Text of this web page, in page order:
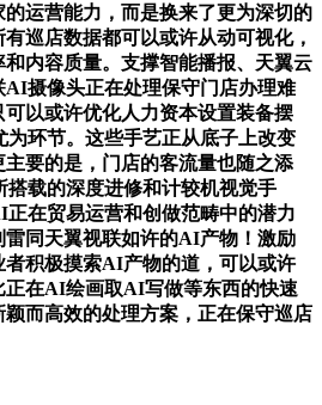
运营能力，而是换来了更为深切的
巡店数据都可以或许从动可视化，
内容质量。支撑智能播报、天翼云
摄像头正在处理保守门店办理难
以或许优化人力资本设置装备摆
环节。这些手艺正从底子上改变
要的是，门店的客流量也随之添
载的深度进修和计较机视觉手
在贸易运营和创做范畴中的潜力
同天翼视联如许的AI产物！激励
积极摸索AI产物的道，可以或许
正在AI绘画取AI写做等东西的快速
而高效的处理方案，正在保守巡店